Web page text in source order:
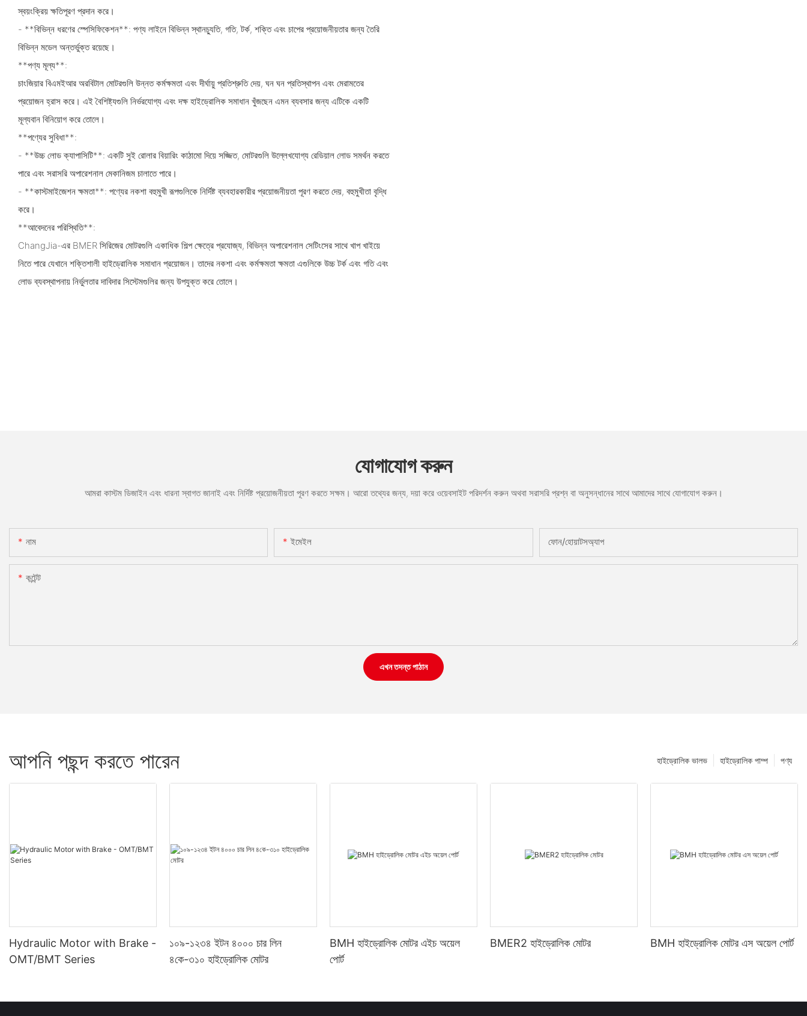
স্বয়ংক্রিয় ক্ষতিপূরণ প্রদান করে।
- **বিভিন্ন ধরণের স্পেসিফিকেশন**: পণ্য লাইনে বিভিন্ন স্থানচ্যুতি, গতি, টর্ক, শক্তি এবং চাপের প্রয়োজনীয়তার জন্য তৈরি
বিভিন্ন মডেল অন্তর্ভুক্ত রয়েছে।
**পণ্য মূল্য**:
চাংজিয়ার বিএমইআর অরবিটাল মোটরগুলি উন্নত কর্মক্ষমতা এবং দীর্ঘায়ু প্রতিশ্রুতি দেয়, ঘন ঘন প্রতিস্থাপন এবং মেরামতের
প্রয়োজন হ্রাস করে। এই বৈশিষ্ট্যগুলি নির্ভরযোগ্য এবং দক্ষ হাইড্রোলিক সমাধান খুঁজছেন এমন ব্যবসার জন্য এটিকে একটি
মূল্যবান বিনিয়োগ করে তোলে।
**পণ্যের সুবিধা**:
- **উচ্চ লোড ক্যাপাসিটি**: একটি সুই রোলার বিয়ারিং কাঠামো দিয়ে সজ্জিত, মোটরগুলি উল্লেখযোগ্য রেডিয়াল লোড সমর্থন করতে
পারে এবং সরাসরি অপারেশনাল মেকানিজম চালাতে পারে।
- **কাস্টমাইজেশন ক্ষমতা**: পণ্যের নকশা বহুমুখী রূপগুলিকে নির্দিষ্ট ব্যবহারকারীর প্রয়োজনীয়তা পূরণ করতে দেয়, বহুমুখীতা বৃদ্ধি
করে।
**আবেদনের পরিস্থিতি**:
ChangJia-এর BMER সিরিজের মোটরগুলি একাধিক শিল্প ক্ষেত্রে প্রযোজ্য, বিভিন্ন অপারেশনাল সেটিংসের সাথে খাপ খাইয়ে
নিতে পারে যেখানে শক্তিশালী হাইড্রোলিক সমাধান প্রয়োজন। তাদের নকশা এবং কর্মক্ষমতা ক্ষমতা এগুলিকে উচ্চ টর্ক এবং গতি এবং
লোড ব্যবস্থাপনায় নির্ভুলতার দাবিদার সিস্টেমগুলির জন্য উপযুক্ত করে তোলে।
যোগাযোগ করুন
আমরা কাস্টম ডিজাইন এবং ধারনা স্বাগত জানাই এবং নির্দিষ্ট প্রয়োজনীয়তা পূরণ করতে সক্ষম। আরো তথ্যের জন্য, দয়া করে ওয়েবসাইট পরিদর্শন করুন অথবা সরাসরি প্রশ্ন বা অনুসন্ধানের সাথে আমাদের সাথে যোগাযোগ করুন।
নাম ইমেইল ফোন/হোয়াটসঅ্যাপ
কন্টেন্ট
এখন তদন্ত পাঠান
আপনি পছন্দ করতে পারেন পণ্য
হাইড্রোলিক পাম্প
হাইড্রোলিক ভালভ
Hydraulic Motor with Brake -
OMT/BMT Series
১০৯-১২৩৪ ইটন ৪০০০ চার লিন
৪কে-৩১০ হাইড্রোলিক মোটর
BMH হাইড্রোলিক মোটর এইচ অয়েল
পোর্ট
BMER2 হাইড্রোলিক মোটর BMH হাইড্রোলিক মোটর এস অয়েল পোর্ট